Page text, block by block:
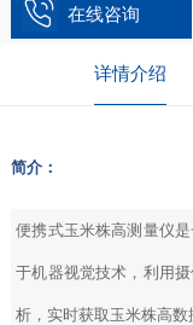
在线咨询
详情介绍
简介：
便携式玉米株高测量仪
于机器视觉技术，利用
析，实时获取玉米株高数